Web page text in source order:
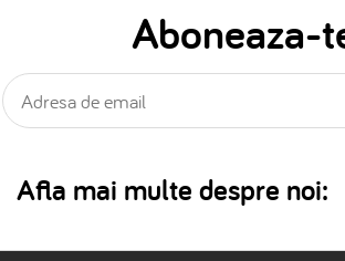
Aboneaza-
Afla mai multe despre noi: